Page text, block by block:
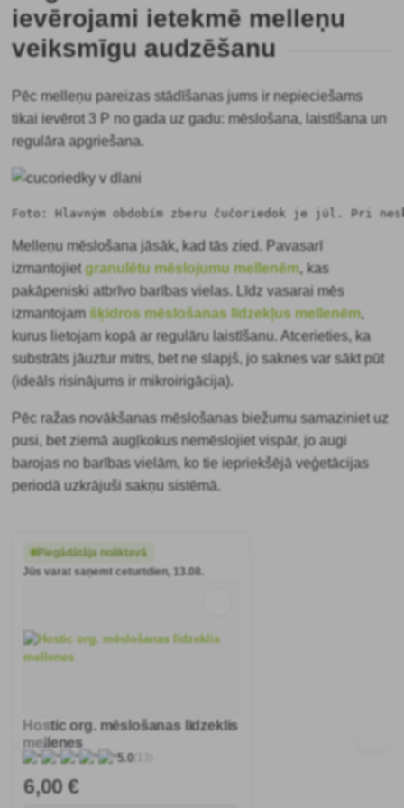
ievērojami ietekmē melleņu
veiksmīgu audzēšanu
Pēc melleņu pareizas stādīšanas jums ir nepieciešams
tikai ievērot 3 P no gada uz gadu: mēslošana, laistīšana un
regulāra apgriešana.
Foto: Hlavným obdobím zberu čučoriedok je júl. Pri
Melleņu mēslošana jāsāk, kad tās zied. Pavasarī
izmantojiet granulētu mēslojumu mellenēm, kas
pakāpeniski atbrīvo barības vielas. Līdz vasarai mēs
izmantojam šķidros mēslošanas līdzekļus mellenēm,
kurus lietojam kopā ar regulāru laistīšanu. Atcerieties, ka
substrāts jāuztur mitrs, bet ne slapjš, jo saknes var sākt pūt
(ideāls risinājums ir mikroirigācija).
Pēc ražas novākšanas mēslošanas biežumu samaziniet uz
pusi, bet ziemā augļkokus nemēslojiet vispār, jo augi
barojas no barības vielām, ko tie iepriekšējā veģetācijas
periodā uzkrājuši sakņu sistēmā.
Piegādātāja noliktavā
Jūs varat saņemt ceturtdien, 13.08.
Hostic org. mēslošanas līdzeklis
mellenes
5.0(13)
6,00 €